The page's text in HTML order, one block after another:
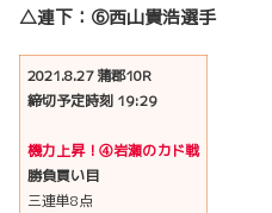
△連下：⑥西山貴浩選手
2021.8.27 蒲郡10R
締切予定時刻 19:29
機力上昇！④岩瀬のカド戦
勝負買い目
三連単8点